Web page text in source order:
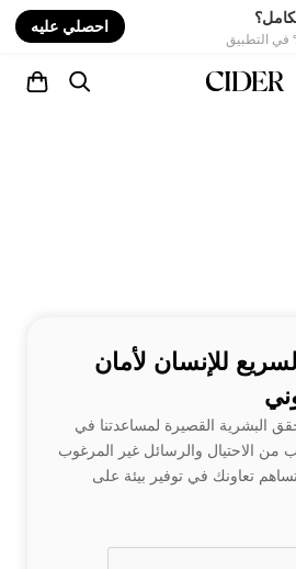
احصلي عليه
للإنسان لأمان
البشرية القصيرة لمساعدتنا في
من الاحتيال والرسائل غير المرغوب
تعاونك في توفير بيئة على